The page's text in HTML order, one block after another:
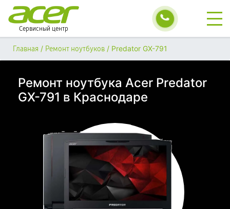
Сервисный центр
Главная / Ремонт ноутбуков / Predator GX-791
Ремонт ноутбука Acer Predator
GX-791 в Краснодаре